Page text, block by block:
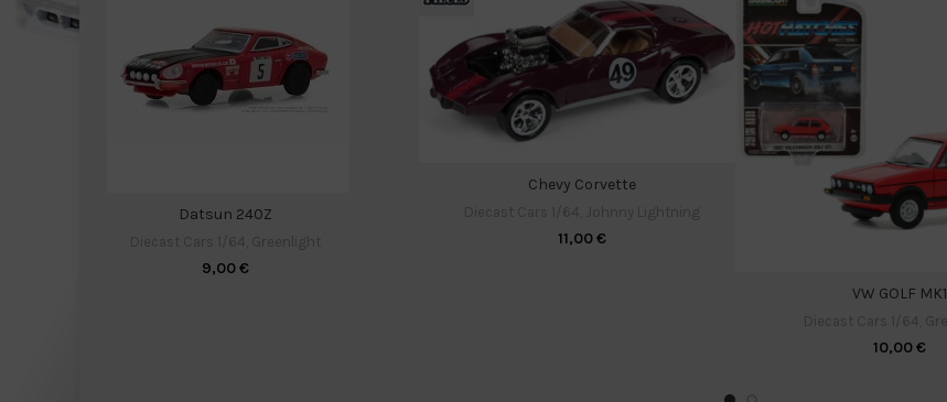
Datsun 240Z
9,00€
Chevy Corvette
11,00€
VW GOLF MK1
10,00€